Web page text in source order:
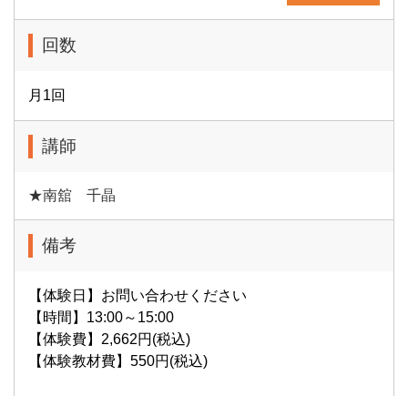
回数
月1回
講師
★南舘 千晶
備考
【体験日】お問い合わせください
【時間】13:00～15:00
【体験費】2,662円(税込)
【体験教材費】550円(税込)